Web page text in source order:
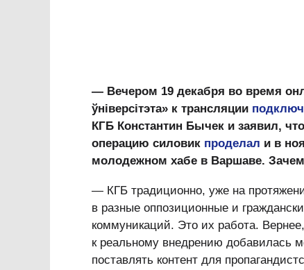
— Вечером 19 декабря во время
ўніверсітэта» к трансляции
КГБ Константин Бычек и заявил,
операцию силовик проделал и в
молодежном хабе в Варшаве.
— КГБ традиционно, уже на
в разные оппозиционные и
коммуникаций. Это их работа.
к реальному внедрению добавилась
поставлять контент для